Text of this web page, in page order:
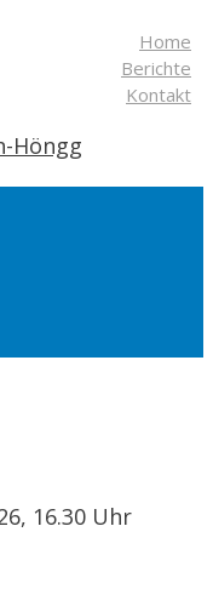
Home
Berichte
Kontakt
16.30 Uhr